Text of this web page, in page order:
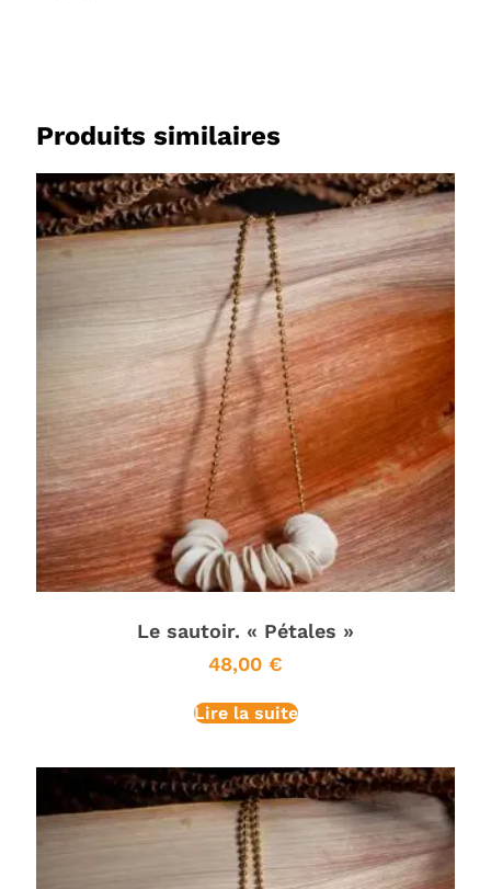
Produits similaires
Le sautoir. « Pétales »
48,00 €
Lire la suite